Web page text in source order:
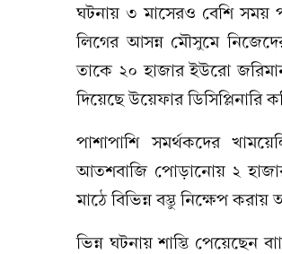
ঘটনায় ৩ মাসেরও বেশি সময়
লিগের আসন্ন মৌসুমে
তাকে ২০ হাজার ইউরো
দিয়েছে উয়েফার ডিসিপ্লিনারি
পাশাপাশি সমর্থকদের
আতশবাজি পোড়ানোয় ২ হাজার
মাঠে বিভিন্ন বস্তু নিক্ষেপ
ভিন্ন ঘটনায় শাস্তি পেয়েছেন